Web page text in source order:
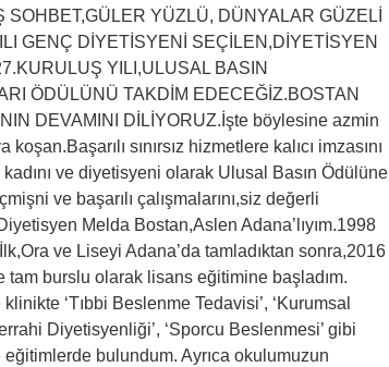
YÜZLÜ, DÜNYALAR GÜZELİ
GENÇ DİYETİSYENİ SEÇİLEN,DİYETİSYEN
YILI,ULUSAL BASIN
ÖDÜLÜNÜ TAKDİM EDECEĞİZ.BOSTAN
DEVAMINI DİLİYORUZ.İşte böylesine azmin
sınırsız hizmetlere kalıcı imzasını
kadını ve diyetisyeni olarak Ulusal Basın Ödülüne
ve başarılı çalışmalarını,siz değerli
Melda Bostan,Aslen Adana’lıyım.1998
ve Liseyi Adana’da tamladıktan sonra,2016
tam burslu olarak lisans eğitimine başladım.
‘Tıbbi Beslenme Tedavisi’, ‘Kurumsal
Diyetisyenliği’, ‘Sporcu Beslenmesi’ gibi
bulundum. Ayrıca okulumuzun